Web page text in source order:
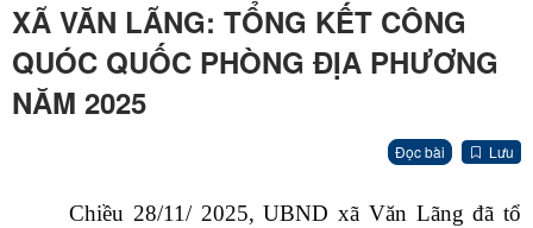
XÃ VĂN LÃNG: TỔNG KẾT CÔNG
QUÓC QUỐC PHÒNG ĐỊA PHƯƠNG
NĂM 2025
Đọc bài Lưu
Chiều 28/11/ 2025, UBND xã Văn Lãng đã tổ